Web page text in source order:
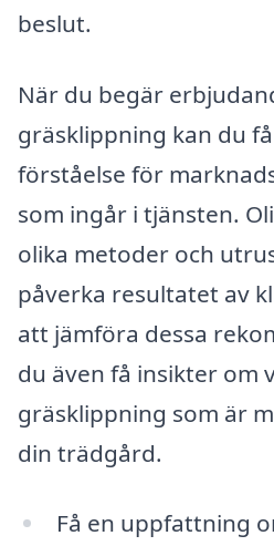
beslut.
När du begär
gräsklippning kan du
förståelse för
som ingår i tjänsten.
olika metoder och
påverka resultatet av
att jämföra dessa
du även få insikter om
gräsklippning som är
din trädgård.
Få en uppfattning